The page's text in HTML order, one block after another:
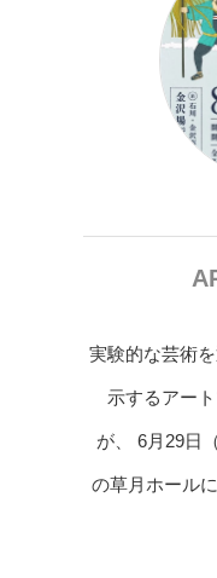
実験的な芸術
示するアー
が、 6月29日
の草月ホール